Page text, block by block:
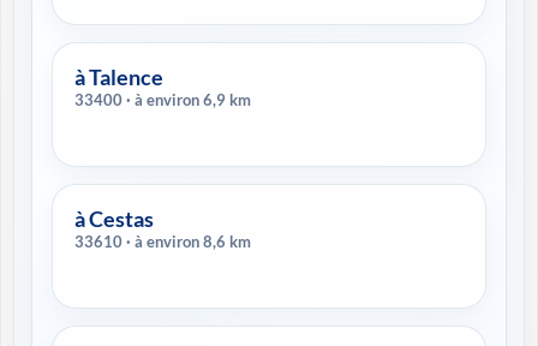
à Talence
33400 · à environ 6,9 km
à Cestas
33610 · à environ 8,6 km